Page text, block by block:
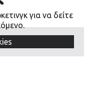
για να δείτε